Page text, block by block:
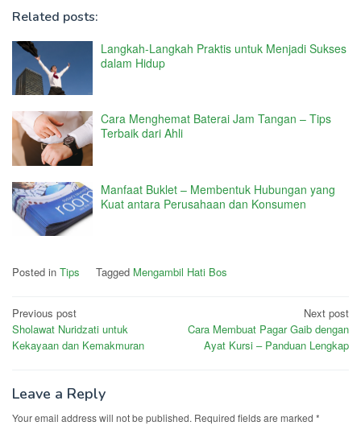
Related posts:
Langkah-Langkah Praktis untuk Menjadi Sukses
dalam Hidup
Cara Menghemat Baterai Jam Tangan – Tips
Terbaik dari Ahli
Manfaat Buklet – Membentuk Hubungan yang
Kuat antara Perusahaan dan Konsumen
Posted in Tips Tagged Mengambil Hati Bos
Post
navigation
Previous post
Sholawat Nuridzati untuk
Kekayaan dan Kemakmuran
Next post
Cara Membuat Pagar Gaib dengan
Ayat Kursi – Panduan Lengkap
Leave a Reply
Your email address will not be published. Required fields are marked *